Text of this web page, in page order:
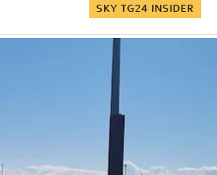
SKY TG24 INSIDER